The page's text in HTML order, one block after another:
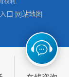
标准时钟系统
口 网站地图